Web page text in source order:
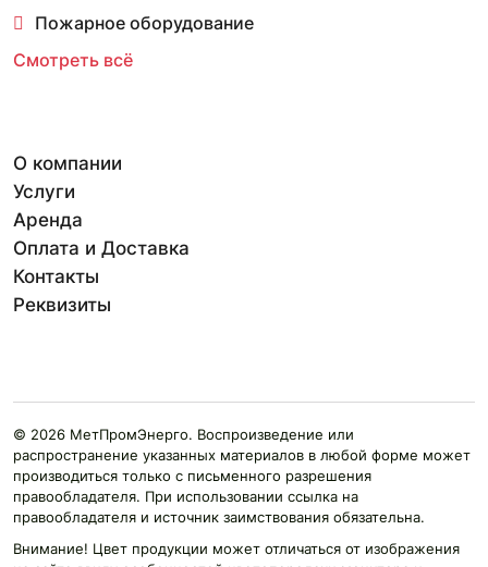
Пожарное оборудование
Смотреть всё
О компании
Услуги
Аренда
Оплата и Доставка
Контакты
Реквизиты
© 2026 МетПромЭнерго. Воспроизведение или
распространение указанных материалов в любой форме может
производиться только с письменного разрешения
правообладателя. При использовании ссылка на
правообладателя и источник заимствования обязательна.
Внимание! Цвет продукции может отличаться от изображения